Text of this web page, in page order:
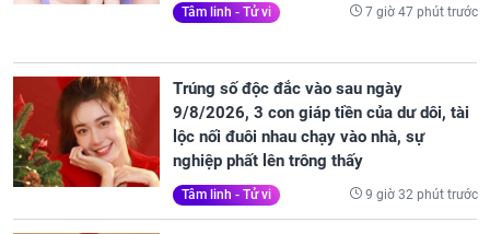
Tâm linh - Tử vi 7 giờ 47 phút trước
Trúng số độc đắc vào sau ngày
9/8/2026, 3 con giáp tiền của dư dôi, tài
lộc nối đuôi nhau chạy vào nhà, sự
nghiệp phất lên trông thấy
Tâm linh - Tử vi 9 giờ 32 phút trước